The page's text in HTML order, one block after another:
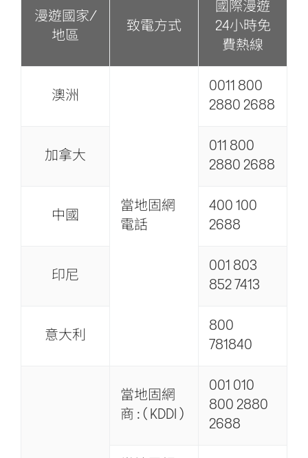
漫遊國家/
地區
致電方式
國際漫遊
24小時免
費熱線
澳洲
當地固網
電話
0011 800
2880 2688
加拿大
011 800
2880 2688
中國
400 100
2688
印尼
001 803
852 7413
意大利
800
781840
當地固網
商 : ( KDDI )
001 010
800 2880
2688